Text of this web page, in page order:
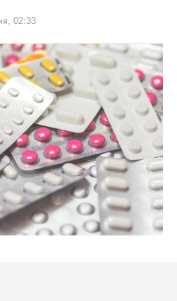
02:33